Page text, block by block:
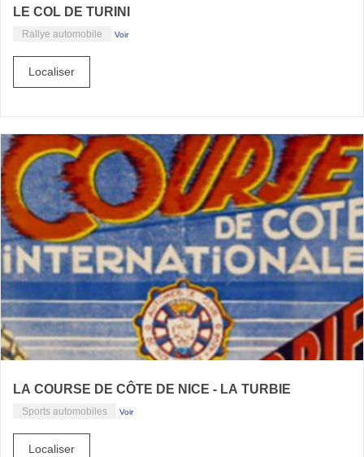
LE COL DE TURINI
Rallye automobile Voir
Localiser
LA COURSE DE CÔTE DE NICE - LA TURBIE
Sports automobiles Voir
Localiser